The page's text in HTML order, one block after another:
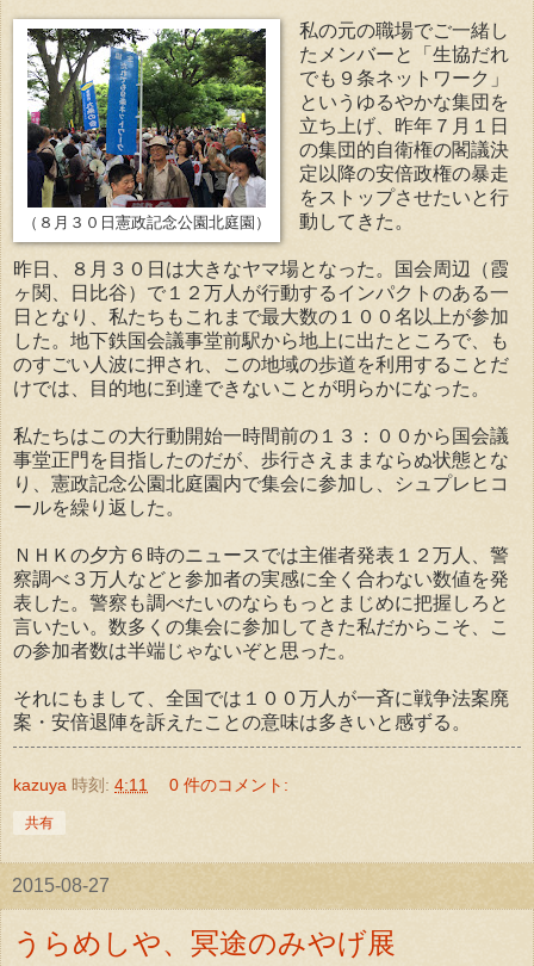
（８月３０日憲政記念公園北庭園）
私の元の職場でご一緒し
たメンバーと「生協だれ
でも９条ネットワーク」
というゆるやかな集団を
立ち上げ、昨年７月１日
の集団的自衛権の閣議決
定以降の安倍政権の暴走
をストップさせたいと行
動してきた。
昨日、８月３０日は大きなヤマ場となった。国会周辺（霞
ヶ関、日比谷）で１２万人が行動するインパクトのある一
日となり、私たちもこれまで最大数の１００名以上が参加
した。地下鉄国会議事堂前駅から地上に出たところで、も
のすごい人波に押され、この地域の歩道を利用することだ
けでは、目的地に到達できないことが明らかになった。
私たちはこの大行動開始一時間前の１３：００から国会議
事堂正門を目指したのだが、歩行さえままならぬ状態とな
り、憲政記念公園北庭園内で集会に参加し、シュプレヒコ
ールを繰り返した。
ＮＨＫの夕方６時のニュースでは主催者発表１２万人、警
察調べ３万人などと参加者の実感に全く合わない数値を発
表した。警察も調べたいのならもっとまじめに把握しろと
言いたい。数多くの集会に参加してきた私だからこそ、こ
の参加者数は半端じゃないぞと思った。
それにもまして、全国では１００万人が一斉に戦争法案廃
案・安倍退陣を訴えたことの意味は多きいと感ずる。
kazuya 時刻: 4:11 0 件のコメント:
共有
2015-08-27
うらめしや、冥途のみやげ展